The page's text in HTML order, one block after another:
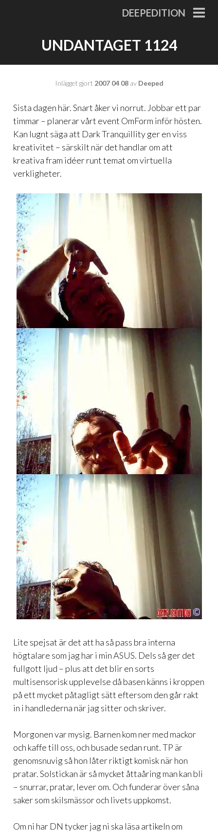
DEEPEDITION
UNDANTAGET 1124
Inlägget gjort 2007 04 08av Deeped
Sista dagen här. Snart åker vi norrut. Jobbar ett par
timmar – planerar vårt event OmForm inför hösten.
Kan lugnt säga att Dark Tranquillity ger en viss
kreativitet – särskilt när det handlar om att
kreativa fram idéer runt temat om virtuella
verkligheter.
Lite spejsat är det att ha så pass bra interna
högtalare som jag har i min ASUS. Dels så ger det
fullgott ljud – plus att det blir en sorts
multisensorisk upplevelse då basen känns i kroppen
på ett mycket påtagligt sätt eftersom den går rakt
in i handlederna när jag sitter och skriver.
Morgonen var mysig. Barnen kom ner med mackor
och kaffe till oss, och busade sedan runt. TP är
genomsnuvig så hon låter riktigt komisk när hon
pratar. Solstickan är så mycket åttaåring man kan bli
– snurrar, pratar, lever om. Och funderar över såna
saker som skilsmässor och livets uppkomst.
Om ni har DN tycker jag ni ska läsa artikeln om